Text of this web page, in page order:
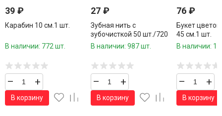
39 ₽
Карабин 10 см.1 шт.
В наличии: 772 шт.
– +
В корзину
27 ₽
Зубная нить с
зубочисткой 50 шт./720
шт.коробка/
В наличии: 987 шт.
– +
В корзину
76 ₽
Букет
45 см.1 шт.
В наличии:
– +
В корзину